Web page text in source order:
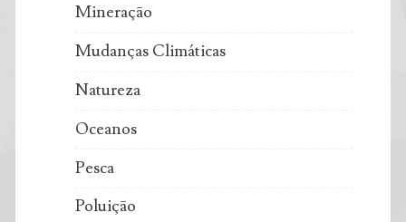
Mineração
Mudanças Climáticas
Natureza
Oceanos
Pesca
Poluição